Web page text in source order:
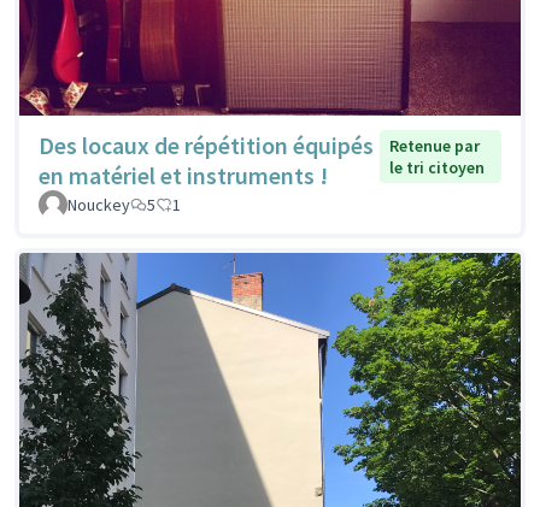
Des locaux de répétition équipés
en matériel et instruments !
Retenue par
le tri citoyen
Nouckey
5 1